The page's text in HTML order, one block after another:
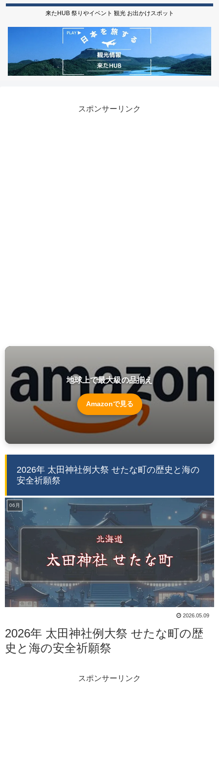
来たHUB 祭りやイベント 観光 お出かけスポット
スポンサーリンク
地球上で最大級の品揃え
Amazonで見る
2026年 太田神社例大祭 せたな町の歴史と海の
安全祈願祭
06月
2026.05.09
2026年 太田神社例大祭 せたな町の歴
史と海の安全祈願祭
スポンサーリンク